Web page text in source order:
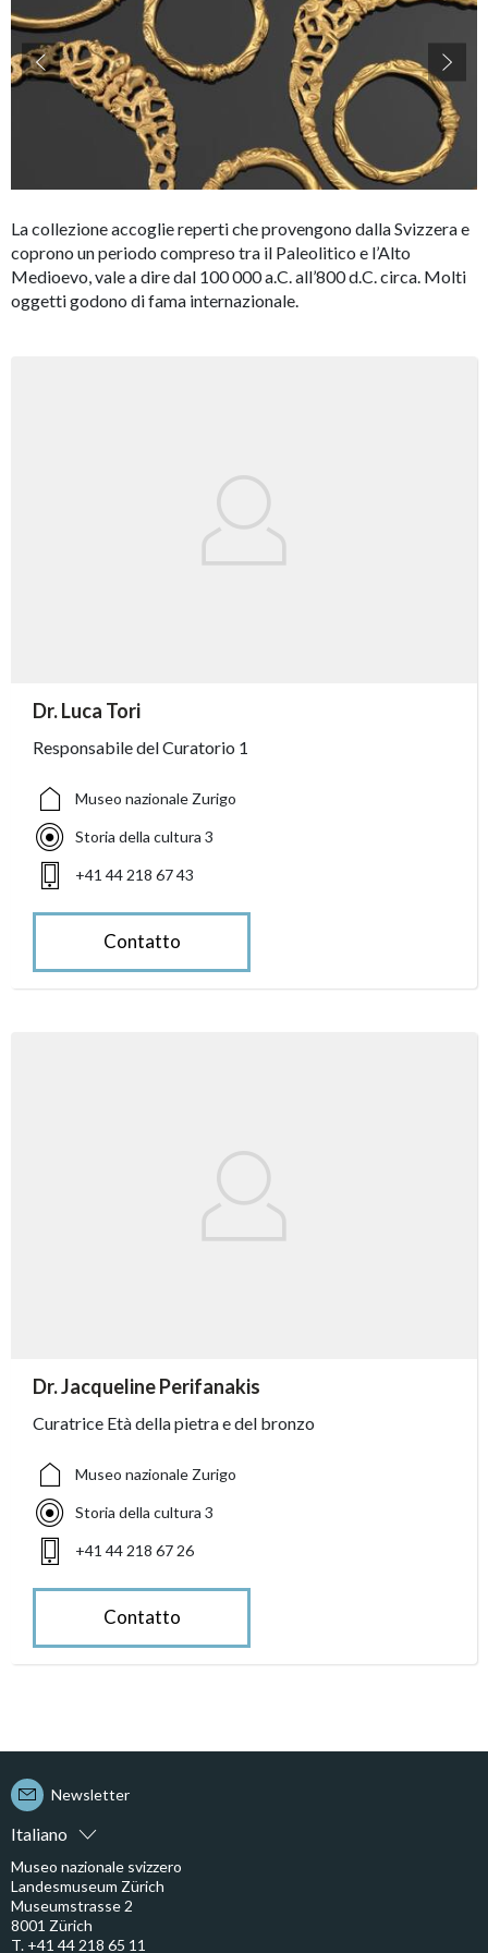
accessibility.slider.show_pre_image
La collezione accoglie reperti che provengono dalla Svizzera e
coprono un periodo compreso tra il Paleolitico e l’Alto
Medioevo, vale a dire dal 100 000 a.C. all’800 d.C. circa. Molti
oggetti godono di fama internazionale.
accessibility.sr-only.person_card_info
Dr. Luca Tori
Responsabile del Curatorio 1
accessibility.sr-only.museum
Museo nazionale Zurigo
accessibility.sr-only.departement
Storia della cultura 3
accessibility.sr-only.phone
+41 44 218 67 43
Contatto
accessibility.sr-only.person_card_info
Dr. Jacqueline Perifanakis
Curatrice Età della pietra e del bronzo
accessibility.sr-only.museum
Museo nazionale Zurigo
accessibility.sr-only.departement
Storia della cultura 3
accessibility.sr-only.phone
+41 44 218 67 26
Contatto
Italiano
Newsletter
Museo nazionale svizzero
Landesmuseum Zürich
Museumstrasse 2
8001 Zürich
T. +41 44 218 65 11